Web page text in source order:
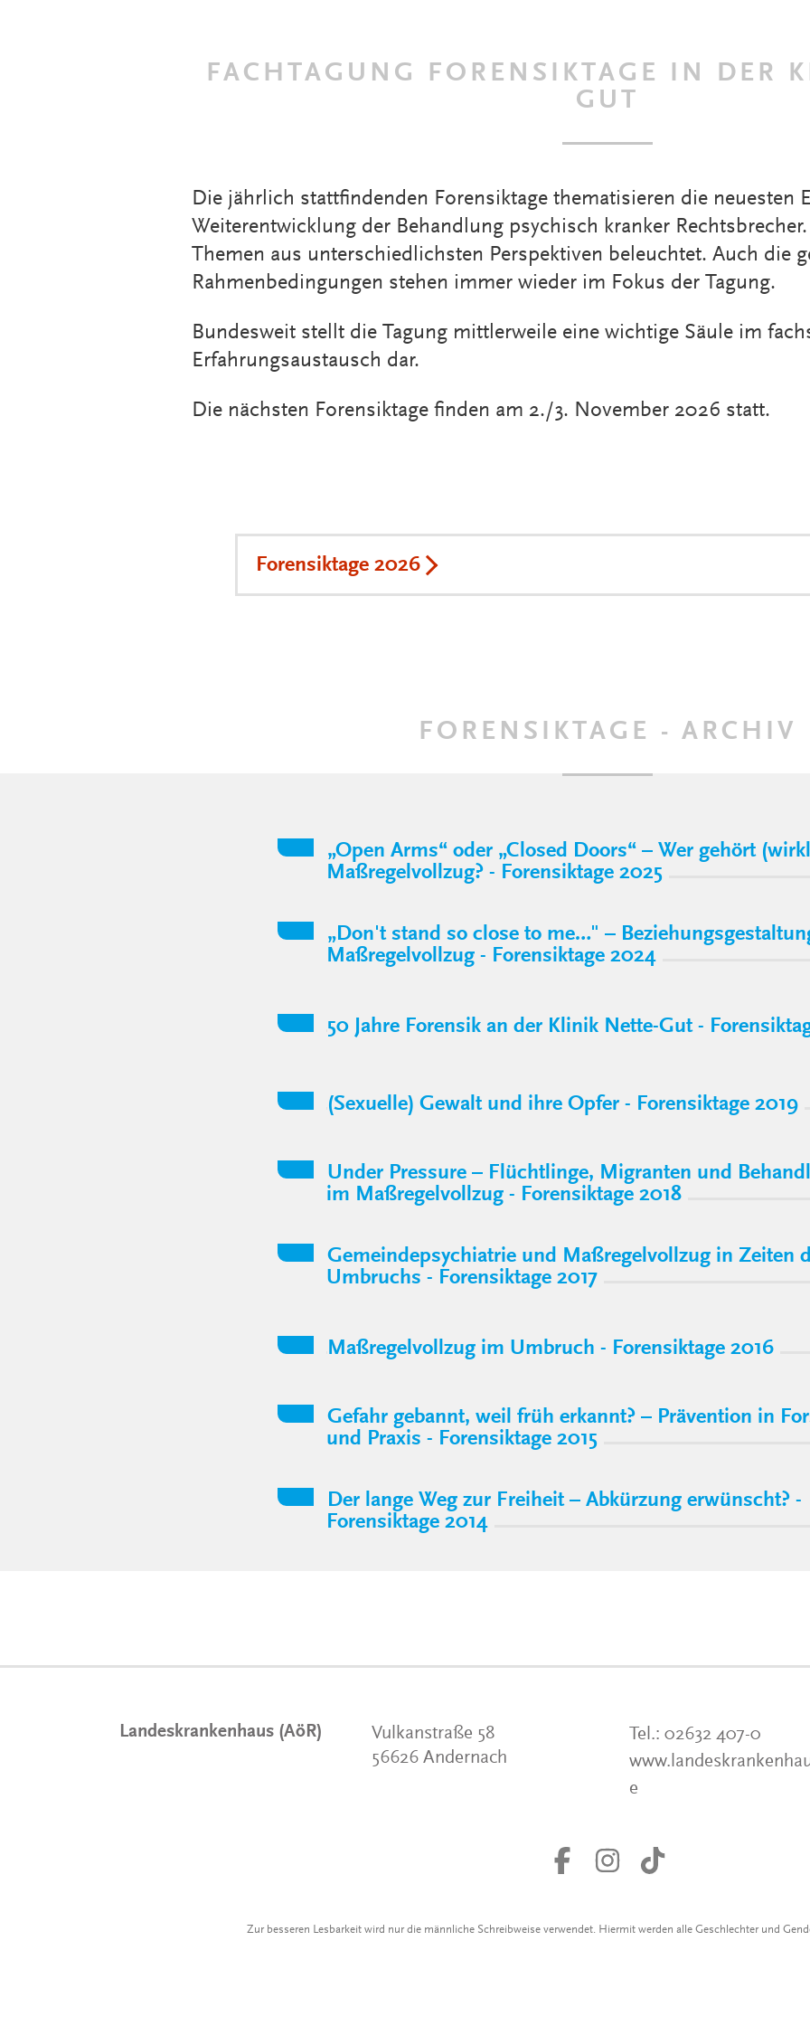
FACHTAGUNG FORENSIKTAGE IN DER
GUT
Die jährlich stattfindenden Forensiktage thematisieren die neuesten
Weiterentwicklung der Behandlung psychisch kranker
Themen aus unterschiedlichsten Perspektiven beleuchtet. Auch die
Rahmenbedingungen stehen immer wieder im Fokus der Tagung.
Bundesweit stellt die Tagung mittlerweile eine wichtige Säule im
Erfahrungsaustausch dar.
Die nächsten Forensiktage finden am 2./3. November 2026 statt.
Forensiktage 2026
FORENSIKTAGE - ARCHIV
„Open Arms“ oder „Closed Doors“ – Wer gehört
Maßregelvollzug? - Forensiktage 2025
„Don't stand so close to me…" –
Maßregelvollzug - Forensiktage 2024
50 Jahre Forensik an der Klinik Nette-Gut -
(Sexuelle) Gewalt und ihre Opfer - Forensiktage 2019
Under Pressure – Flüchtlinge, Migranten und
im Maßregelvollzug - Forensiktage 2018
Gemeindepsychiatrie und Maßregelvollzug in Zeiten
Umbruchs - Forensiktage 2017
Maßregelvollzug im Umbruch - Forensiktage 2016
Gefahr gebannt, weil früh erkannt? – Prävention in
und Praxis - Forensiktage 2015
Der lange Weg zur Freiheit – Abkürzung erwünscht? -
Forensiktage 2014
Landeskrankenhaus (AöR)
Vulkanstraße 58
56626 Andernach
Tel.: 02632 407-0
e
Zur besseren Lesbarkeit wird nur die männliche Schreibweise verwendet. Hiermit werden alle Geschlechter und